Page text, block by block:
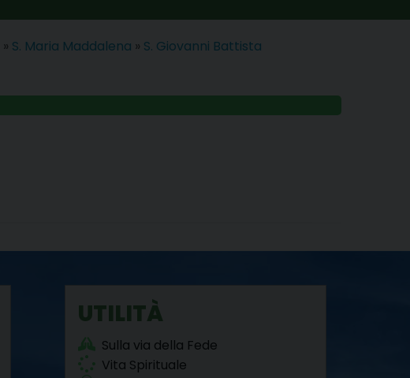
» S. Maria Maddalena » S. Giovanni Battista
UTILITÀ
Sulla via della Fede
Vita Spirituale